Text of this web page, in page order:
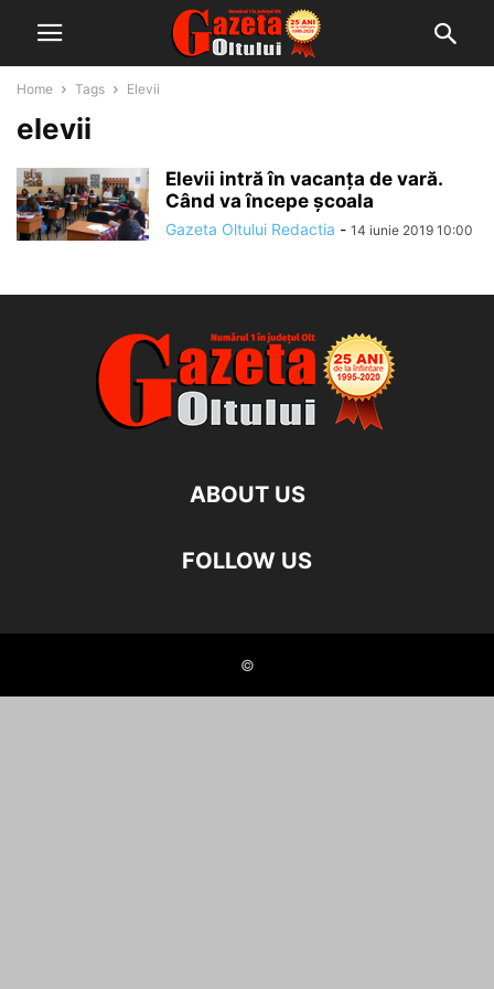
Home Tags Elevii
elevii
Elevii intră în vacanţa de vară.
Când va începe școala
Gazeta Oltului Redactia - 14 iunie 2019 10:00
ABOUT US
FOLLOW US
©